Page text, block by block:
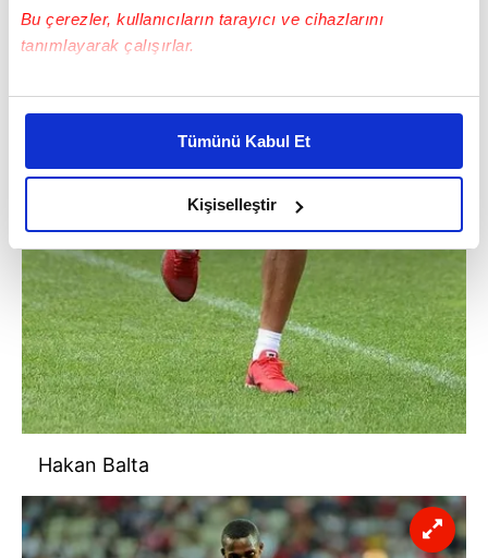
Bu çerezler, kullanıcıların tarayıcı ve cihazlarını
tanımlayarak çalışırlar.
Bu çerezlere izin vermeniz halinde sizlere özel
daha iyi reklam deneyimi yaşatabiliriz. Bunu yaparken
amacımızın size daha iyi bir reklam deneyimi sunmak
olduğunu ve sizlere en iyi içerikleri sunabilmek adına
elimizden gelen çabayı gösterdiğimizi ve bu noktada,
reklamların maliyetlerimizi karşılamak noktasında tek gelir
kalemimiz olduğunu sizlere hatırlatmak isteriz.
Her halükârda, kullanıcılar, bu çerezlere izin vermedikleri
takdirde, kullanıcılara hedefli reklamlar
gösterilmeyecektir."
Sizlere daha iyi bir hizmet sunabilmek için İnternet
Sitemizde kendimize ve üçüncü kişilere ait çerezler
verileriniz işlenmekte olup gerekli olan çerezler bilgi
toplumu hizmetlerinin sunulması amacıyla
Tümünü Kabul Et
Kişiselleştir
Hakan Balta